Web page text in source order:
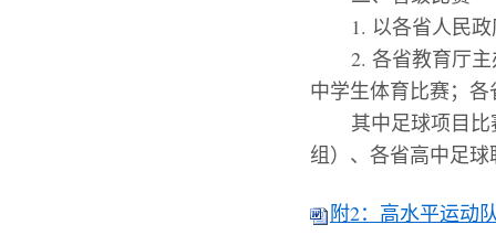
1. 以各省人民
2. 各省教育厅
中学生体育比赛；
其中足球项目
组）、各省高中足
附2：高水平运动